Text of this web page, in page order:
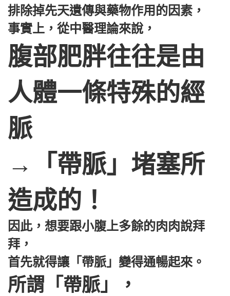
排除掉先天遺傳與藥物作用的因素，
事實上，從中醫理論來說，
腹部肥胖往往是由
人體一條特殊的經
脈
→「帶脈」堵塞所
造成的！
因此，想要跟小腹上多餘的肉肉說拜
拜，
首先就得讓「帶脈」變得通暢起來。
所謂「帶脈」，